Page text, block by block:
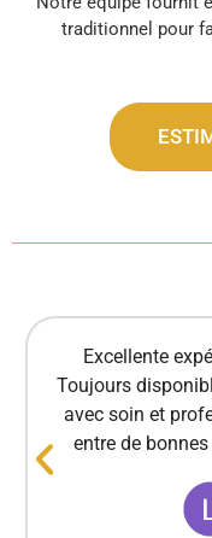
traditionnel pour
Excellente
Toujours
avec soin et
entre de